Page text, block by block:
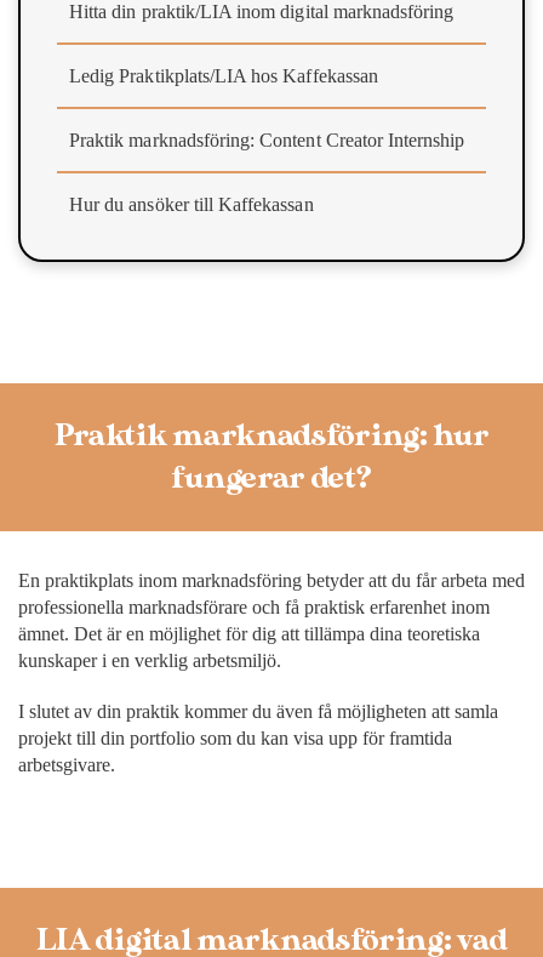
Hitta din praktik/LIA inom digital marknadsföring
Ledig Praktikplats/LIA hos Kaffekassan
Praktik marknadsföring: Content Creator Internship
Hur du ansöker till Kaffekassan
Praktik marknadsföring: hur
fungerar det?
En praktikplats inom marknadsföring betyder att du får arbeta med
professionella marknadsförare och få praktisk erfarenhet inom
ämnet. Det är en möjlighet för dig att tillämpa dina teoretiska
kunskaper i en verklig arbetsmiljö.
I slutet av din praktik kommer du även få möjligheten att samla
projekt till din portfolio som du kan visa upp för framtida
arbetsgivare.
LIA digital marknadsföring: vad